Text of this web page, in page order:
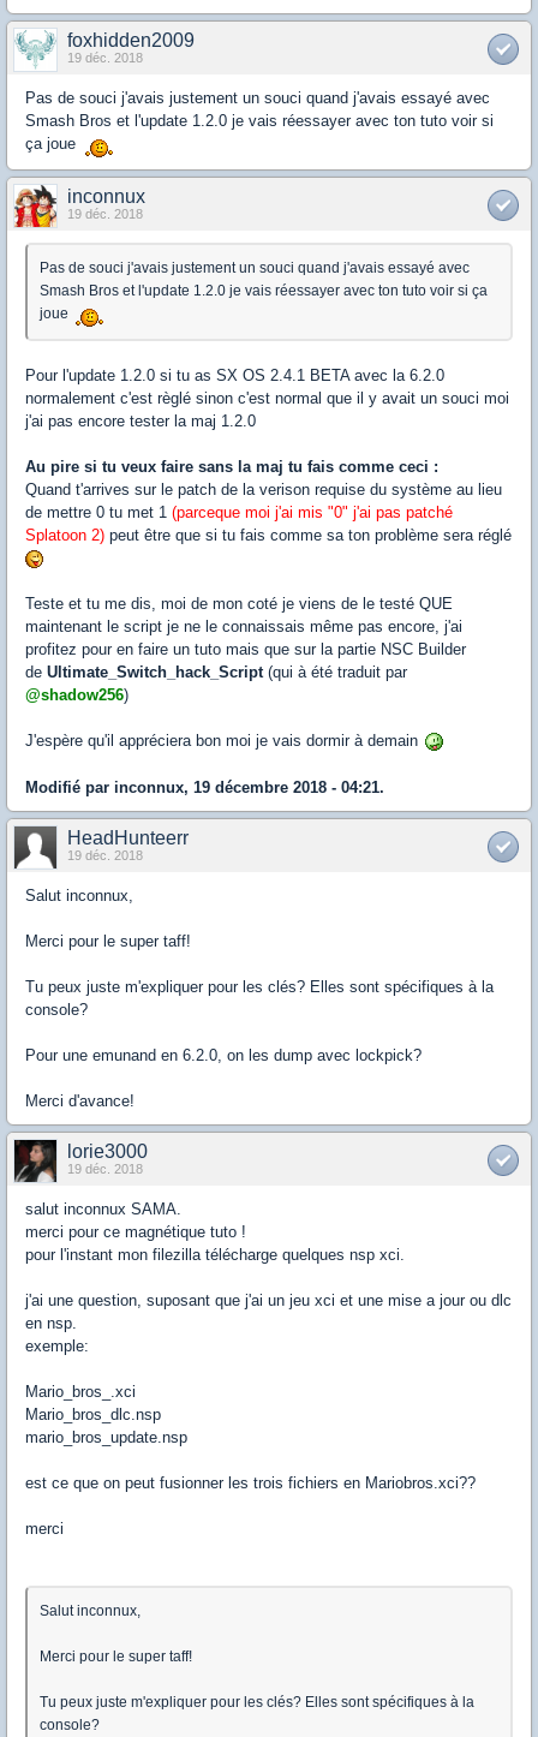
foxhidden2009
19 déc. 2018
Pas de souci j'avais justement un souci quand j'avais essayé avec
Smash Bros et l'update 1.2.0 je vais réessayer avec ton tuto voir si
ça joue
inconnux
19 déc. 2018
Pas de souci j'avais justement un souci quand j'avais essayé avec
Smash Bros et l'update 1.2.0 je vais réessayer avec ton tuto voir si ça
joue
Pour l'update 1.2.0 si tu as SX OS 2.4.1 BETA avec la 6.2.0
normalement c'est règlé sinon c'est normal que il y avait un souci moi
j'ai pas encore tester la maj 1.2.0
Au pire si tu veux faire sans la maj tu fais comme ceci :
Quand t'arrives sur le patch de la verison requise du système au lieu
de mettre 0 tu met 1 (parceque moi j'ai mis "0" j'ai pas patché
Splatoon 2) peut être que si tu fais comme sa ton problème sera réglé
Teste et tu me dis, moi de mon coté je viens de le testé QUE
maintenant le script je ne le connaissais même pas encore, j'ai
profitez pour en faire un tuto mais que sur la partie NSC Builder
de Ultimate_Switch_hack_Script (qui à été traduit par
@shadow256)
J'espère qu'il appréciera bon moi je vais dormir à demain
Modifié par inconnux, 19 décembre 2018 - 04:21.
HeadHunteerr
19 déc. 2018
Salut inconnux,
Merci pour le super taff!
Tu peux juste m'expliquer pour les clés? Elles sont spécifiques à la
console?
Pour une emunand en 6.2.0, on les dump avec lockpick?
Merci d'avance!
lorie3000
19 déc. 2018
salut inconnux SAMA.
merci pour ce magnétique tuto !
pour l'instant mon filezilla télécharge quelques nsp xci.
j'ai une question, suposant que j'ai un jeu xci et une mise a jour ou dlc
en nsp.
exemple:
Mario_bros_.xci
Mario_bros_dlc.nsp
mario_bros_update.nsp
est ce que on peut fusionner les trois fichiers en Mariobros.xci??
merci
Salut inconnux,
Merci pour le super taff!
Tu peux juste m'expliquer pour les clés? Elles sont spécifiques à la
console?